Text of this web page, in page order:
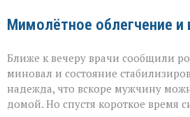
Мимолётное облегчение и
Ближе к вечеру врачи сообщили
миновал и состояние
надежда, что вскоре мужчину
домой. Но спустя короткое время